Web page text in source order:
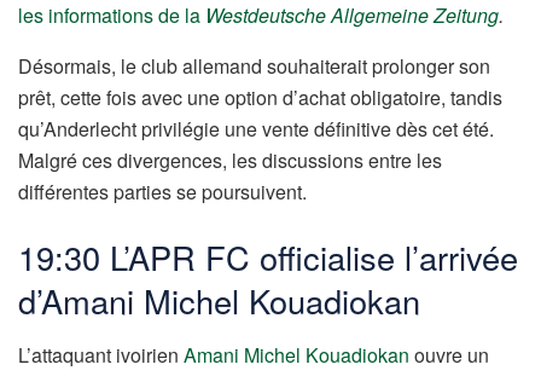
les informations de la Westdeutsche Allgemeine Zeitung.
Désormais, le club allemand souhaiterait prolonger son
prêt, cette fois avec une option d’achat obligatoire, tandis
qu’Anderlecht privilégie une vente définitive dès cet été.
Malgré ces divergences, les discussions entre les
différentes parties se poursuivent.
19:30 L’APR FC officialise l’arrivée
d’Amani Michel Kouadiokan
L’attaquant ivoirien Amani Michel Kouadiokan ouvre un